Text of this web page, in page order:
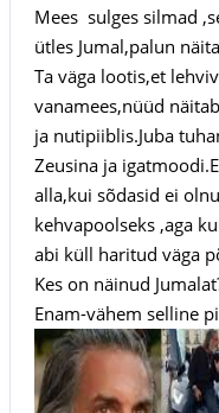
Mees sulges silmad
ütles Jumal,palun
Ta väga lootis,et
vanamees,nüüd
ja nutipiiblis.Juba
Zeusina ja
alla,kui sõdasid ei
kehvapoolseks ,aga
abi küll haritud väga
Kes on näinud
Enam-vähem selline